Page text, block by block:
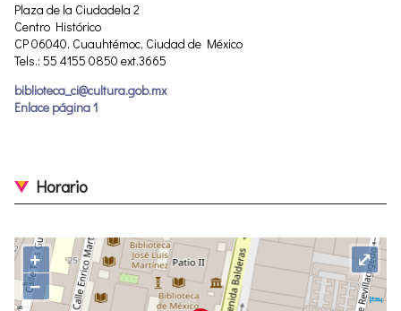
Plaza de la Ciudadela 2
Centro Histórico
CP 06040, Cuauhtémoc, Ciudad de México
Tels.: 55 4155 0850 ext.3665
biblioteca_ci@cultura.gob.mx
Enlace página 1
Horario
+
−
⤢